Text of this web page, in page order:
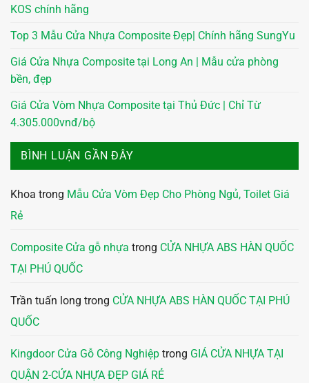
KOS chính hãng
Top 3 Mẫu Cửa Nhựa Composite Đẹp| Chính hãng SungYu
Giá Cửa Nhựa Composite tại Long An | Mẫu cửa phòng
bền, đẹp
Giá Cửa Vòm Nhựa Composite tại Thủ Đức | Chỉ Từ
4.305.000vnđ/bộ
BÌNH LUẬN GẦN ĐÂY
Khoa trong Mẫu Cửa Vòm Đẹp Cho Phòng Ngủ, Toilet Giá
Rẻ
Composite Cửa gỗ nhựa trong CỬA NHỰA ABS HÀN QUỐC
TẠI PHÚ QUỐC
Trần tuấn long trong CỬA NHỰA ABS HÀN QUỐC TẠI PHÚ
QUỐC
Kingdoor Cửa Gỗ Công Nghiệp trong GIÁ CỬA NHỰA TẠI
QUẬN 2-CỬA NHỰA ĐẸP GIÁ RẺ